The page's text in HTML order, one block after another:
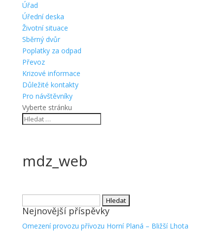
Úřad
Úřední deska
Životní situace
Sběrný dvůr
Poplatky za odpad
Převoz
Krizové informace
Důležité kontakty
Pro návštěvníky
Vyberte stránku
mdz_web
Nejnovější příspěvky
Omezení provozu přívozu Horní Planá – Bližší Lhota